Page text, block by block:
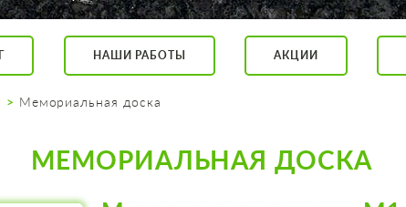
56
НАШИ РАБОТЫ АКЦИИ
Мемориальная доска
МЕМОРИАЛЬНАЯ ДОСКА